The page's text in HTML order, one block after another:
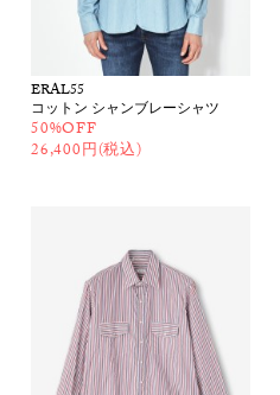
ERAL55
コットン シャンブレーシャツ
50%OFF
26,400円(税込)